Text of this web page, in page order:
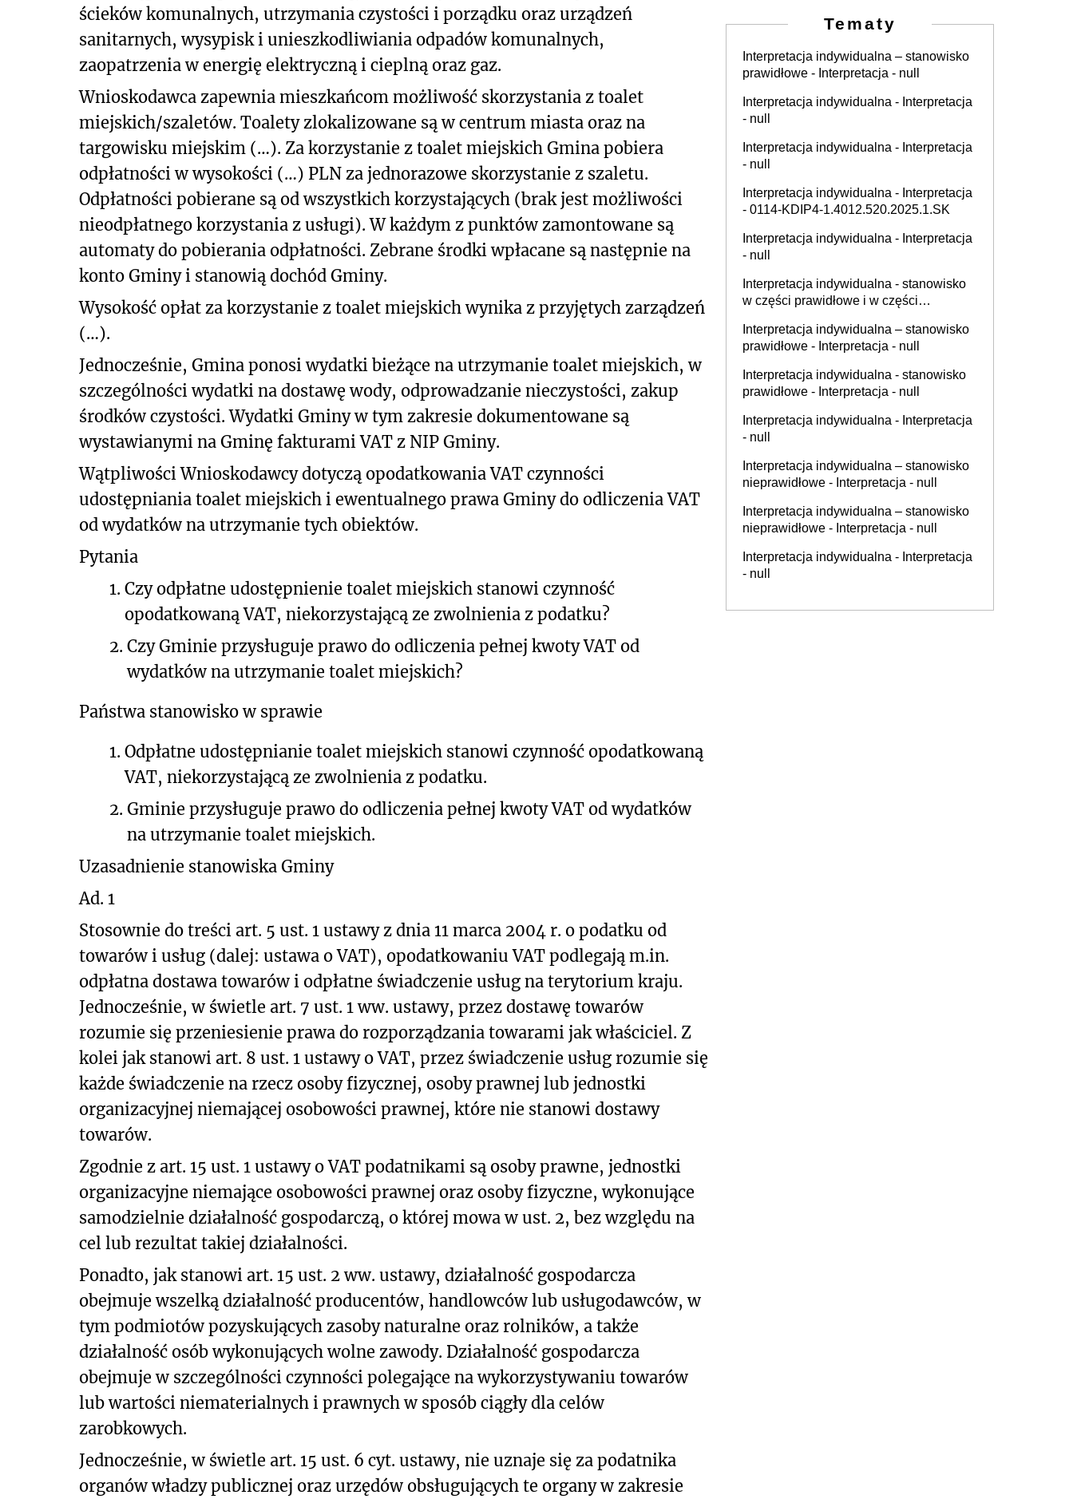
ścieków komunalnych, utrzymania czystości i porządku oraz urządzeń
sanitarnych, wysypisk i unieszkodliwiania odpadów komunalnych,
zaopatrzenia w energię elektryczną i cieplną oraz gaz.
Wnioskodawca zapewnia mieszkańcom możliwość skorzystania z toalet
miejskich/szaletów. Toalety zlokalizowane są w centrum miasta oraz na
targowisku miejskim (…). Za korzystanie z toalet miejskich Gmina pobiera
odpłatności w wysokości (…) PLN za jednorazowe skorzystanie z szaletu.
Odpłatności pobierane są od wszystkich korzystających (brak jest możliwości
nieodpłatnego korzystania z usługi). W każdym z punktów zamontowane są
automaty do pobierania odpłatności. Zebrane środki wpłacane są następnie na
konto Gminy i stanowią dochód Gminy.
Wysokość opłat za korzystanie z toalet miejskich wynika z przyjętych zarządzeń
(…).
Jednocześnie, Gmina ponosi wydatki bieżące na utrzymanie toalet miejskich, w
szczególności wydatki na dostawę wody, odprowadzanie nieczystości, zakup
środków czystości. Wydatki Gminy w tym zakresie dokumentowane są
wystawianymi na Gminę fakturami VAT z NIP Gminy.
Wątpliwości Wnioskodawcy dotyczą opodatkowania VAT czynności
udostępniania toalet miejskich i ewentualnego prawa Gminy do odliczenia VAT
od wydatków na utrzymanie tych obiektów.
Pytania
1. Czy odpłatne udostępnienie toalet miejskich stanowi czynność
opodatkowaną VAT, niekorzystającą ze zwolnienia z podatku?
2. Czy Gminie przysługuje prawo do odliczenia pełnej kwoty VAT od
wydatków na utrzymanie toalet miejskich?
Państwa stanowisko w sprawie
1. Odpłatne udostępnianie toalet miejskich stanowi czynność opodatkowaną
VAT, niekorzystającą ze zwolnienia z podatku.
2. Gminie przysługuje prawo do odliczenia pełnej kwoty VAT od wydatków
na utrzymanie toalet miejskich.
Uzasadnienie stanowiska Gminy
Ad. 1
Stosownie do treści art. 5 ust. 1 ustawy z dnia 11 marca 2004 r. o podatku od
towarów i usług (dalej: ustawa o VAT), opodatkowaniu VAT podlegają m.in.
odpłatna dostawa towarów i odpłatne świadczenie usług na terytorium kraju.
Jednocześnie, w świetle art. 7 ust. 1 ww. ustawy, przez dostawę towarów
rozumie się przeniesienie prawa do rozporządzania towarami jak właściciel. Z
kolei jak stanowi art. 8 ust. 1 ustawy o VAT, przez świadczenie usług rozumie się
każde świadczenie na rzecz osoby fizycznej, osoby prawnej lub jednostki
organizacyjnej niemającej osobowości prawnej, które nie stanowi dostawy
towarów.
Zgodnie z art. 15 ust. 1 ustawy o VAT podatnikami są osoby prawne, jednostki
organizacyjne niemające osobowości prawnej oraz osoby fizyczne, wykonujące
samodzielnie działalność gospodarczą, o której mowa w ust. 2, bez względu na
cel lub rezultat takiej działalności.
Ponadto, jak stanowi art. 15 ust. 2 ww. ustawy, działalność gospodarcza
obejmuje wszelką działalność producentów, handlowców lub usługodawców, w
tym podmiotów pozyskujących zasoby naturalne oraz rolników, a także
działalność osób wykonujących wolne zawody. Działalność gospodarcza
obejmuje w szczególności czynności polegające na wykorzystywaniu towarów
lub wartości niematerialnych i prawnych w sposób ciągły dla celów
zarobkowych.
Jednocześnie, w świetle art. 15 ust. 6 cyt. ustawy, nie uznaje się za podatnika
organów władzy publicznej oraz urzędów obsługujących te organy w zakresie
Tematy
Interpretacja indywidualna – stanowisko
prawidłowe - Interpretacja - null
Interpretacja indywidualna - Interpretacja
- null
Interpretacja indywidualna - Interpretacja
- null
Interpretacja indywidualna - Interpretacja
- 0114-KDIP4-1.4012.520.2025.1.SK
Interpretacja indywidualna - Interpretacja
- null
Interpretacja indywidualna - stanowisko
w części prawidłowe i w części
Interpretacja indywidualna – stanowisko
prawidłowe - Interpretacja - null
Interpretacja indywidualna - stanowisko
prawidłowe - Interpretacja - null
Interpretacja indywidualna - Interpretacja
- null
Interpretacja indywidualna – stanowisko
nieprawidłowe - Interpretacja - null
Interpretacja indywidualna – stanowisko
nieprawidłowe - Interpretacja - null
Interpretacja indywidualna - Interpretacja
- null